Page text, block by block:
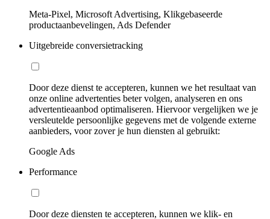
Meta-Pixel, Microsoft Advertising, Klikgebaseerde
productaanbevelingen, Ads Defender
Uitgebreide conversietracking
Door deze dienst te accepteren, kunnen we het resultaat van
onze online advertenties beter volgen, analyseren en ons
advertentieaanbod optimaliseren. Hiervoor vergelijken we je
versleutelde persoonlijke gegevens met de volgende externe
aanbieders, voor zover je hun diensten al gebruikt:
Google Ads
Performance
Door deze diensten te accepteren, kunnen we klik- en